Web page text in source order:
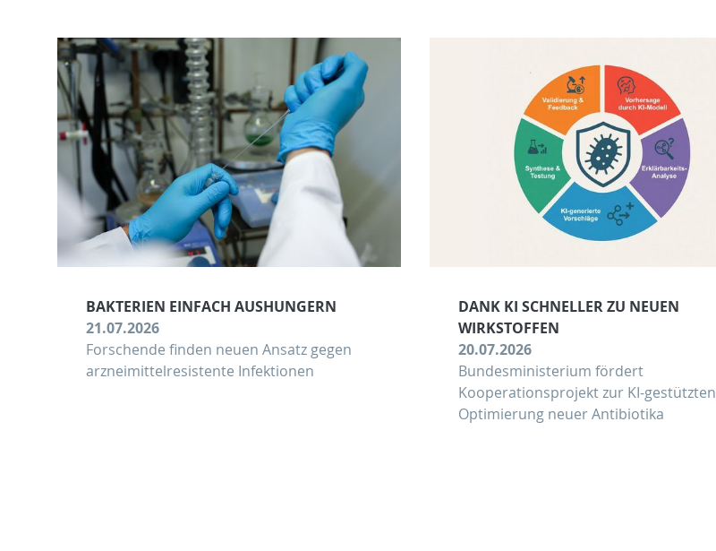
BAKTERIEN EINFACH AUSHUNGERN
21.07.2026
Forschende finden neuen Ansatz gegen
arzneimittelresistente Infektionen
DANK KI SCHNELLER ZU NEUEN
WIRKSTOFFEN
20.07.2026
Bundesministerium fördert
Kooperationsprojekt zur KI-gestützten
Optimierung neuer Antibiotika